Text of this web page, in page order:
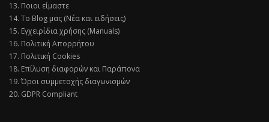
13. Ποιοι είμαστε
14. Το Blog μας (Νέα και ειδήσεις)
15. Εγχειρίδια χρήσης (Manuals)
16. Πολιτική Απορρήτου
17. Πολιτική Cookies
18. Επίλυση διαφορών και Παράπονα
19. Όροι συμμετοχής διαγωνισμών
20. GDPR Compliant